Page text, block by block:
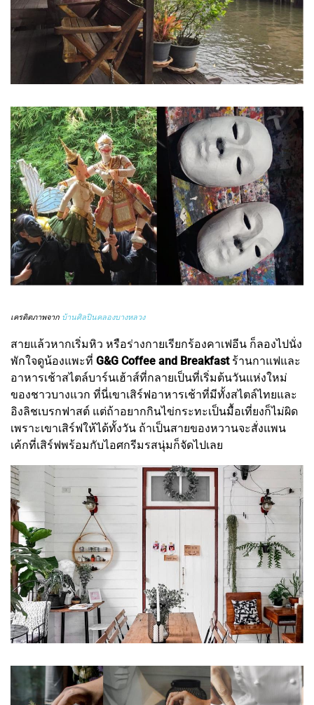
เครดิตภาพจาก บ้านศิลปินคลองบางหลวง
สายแล้วหากเริ่มหิว หรือร่างกายเรียกร้องคาเฟอีน ก็ลองไปนั่ง
พักใจดูน้องแพะที่ G&G Coffee and Breakfast ร้านกาแฟและ
อาหารเช้าสไตล์บาร์นเฮ้าส์ที่กลายเป็นที่เริ่มต้นวันแห่งใหม่
ของชาวบางแวก ที่นี่เขาเสิร์ฟอาหารเช้าที่มีทั้งสไตล์ไทยและ
อิงลิชเบรกฟาสต์ แต่ถ้าอยากกินไข่กระทะเป็นมื้อเที่ยงก็ไม่ผิด
เพราะเขาเสิร์ฟให้ได้ทั้งวัน ถ้าเป็นสายของหวานจะสั่งแพน
เค้กที่เสิร์ฟพร้อมกับไอศกรีมรสนุ่มก็จัดไปเลย